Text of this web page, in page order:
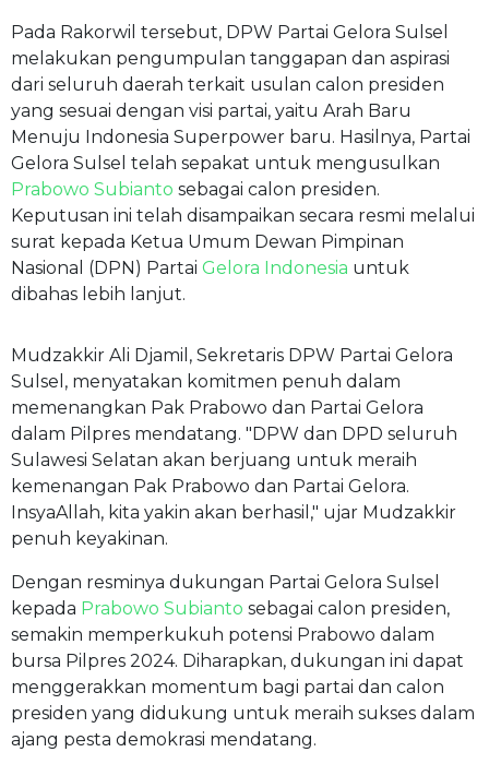
Pada Rakorwil tersebut, DPW Partai Gelora Sulsel
melakukan pengumpulan tanggapan dan aspirasi
dari seluruh daerah terkait usulan calon presiden
yang sesuai dengan visi partai, yaitu Arah Baru
Menuju Indonesia Superpower baru. Hasilnya, Partai
Gelora Sulsel telah sepakat untuk mengusulkan
Prabowo Subianto sebagai calon presiden.
Keputusan ini telah disampaikan secara resmi melalui
surat kepada Ketua Umum Dewan Pimpinan
Nasional (DPN) Partai Gelora Indonesia untuk
dibahas lebih lanjut.
Mudzakkir Ali Djamil, Sekretaris DPW Partai Gelora
Sulsel, menyatakan komitmen penuh dalam
memenangkan Pak Prabowo dan Partai Gelora
dalam Pilpres mendatang. "DPW dan DPD seluruh
Sulawesi Selatan akan berjuang untuk meraih
kemenangan Pak Prabowo dan Partai Gelora.
InsyaAllah, kita yakin akan berhasil," ujar Mudzakkir
penuh keyakinan.
Dengan resminya dukungan Partai Gelora Sulsel
kepada Prabowo Subianto sebagai calon presiden,
semakin memperkukuh potensi Prabowo dalam
bursa Pilpres 2024. Diharapkan, dukungan ini dapat
menggerakkan momentum bagi partai dan calon
presiden yang didukung untuk meraih sukses dalam
ajang pesta demokrasi mendatang.